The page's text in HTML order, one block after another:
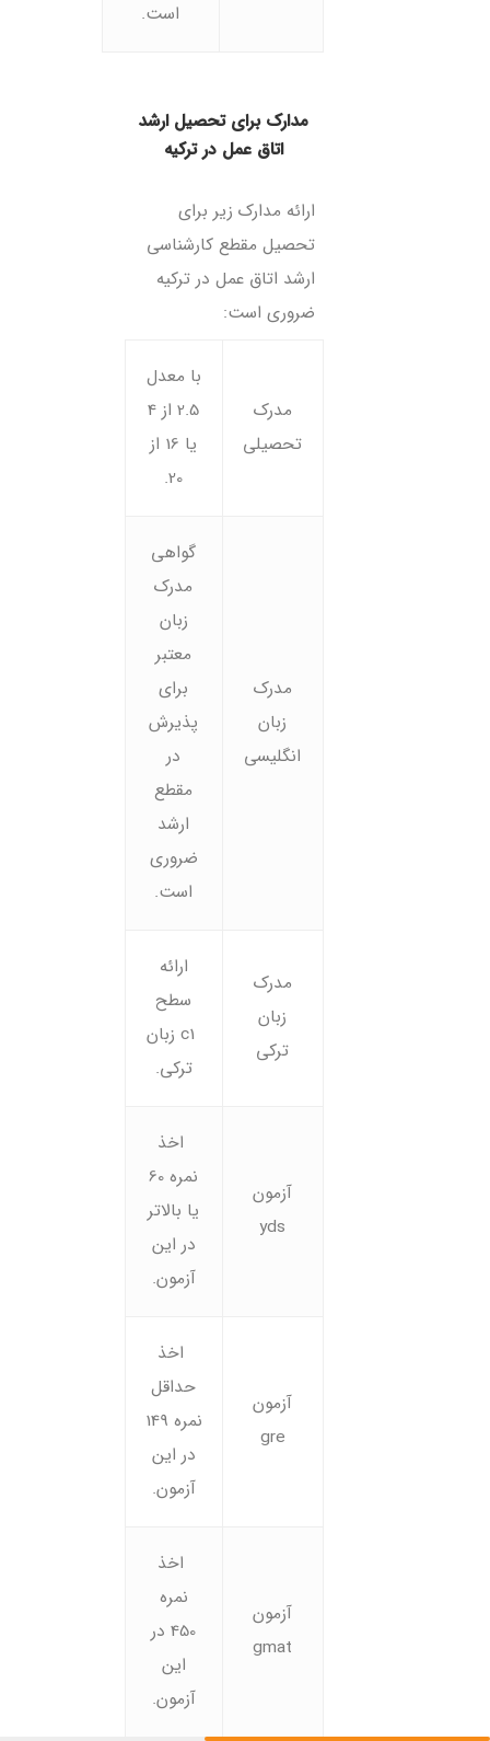
است.
مدارک برای تحصیل ارشد
اتاق عمل در ترکیه
ارائه مدارک زیر برای
تحصیل مقطع کارشناسی
ارشد اتاق عمل در ترکیه
ضروری است:
مدرک
تحصیلی
با معدل
2.5 از 4
یا 16 از
20.
مدرک
زبان
انگلیسی
گواهی
مدرک
زبان
معتبر
برای
پذیرش
در
مقطع
ارشد
ضروری
است.
مدرک
زبان
ترکی
ارائه
سطح
c1 زبان
ترکی.
آزمون
yds
اخذ
نمره 60
یا بالاتر
در این
آزمون.
آزمون
gre
اخذ
حداقل
نمره 149
در این
آزمون.
آزمون
gmat
اخذ
نمره
450 در
این
آزمون.